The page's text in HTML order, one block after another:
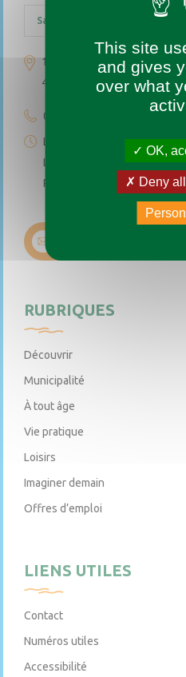
Saint-Augustin-des-Bois
1 place de l’église
49170 Saint-Augustin-des-
02 41 77 04 49
Lundi au vendredi de 9h à
Le premier et troisième
Permanence téléphonique
RUBRIQUES
Découvrir
Municipalité
À tout âge
Vie pratique
Loisirs
Imaginer demain
Offres d’emploi
LIENS UTILES
Contact
Numéros utiles
Accessibilité
This site
and gives
over what
OK,
Deny